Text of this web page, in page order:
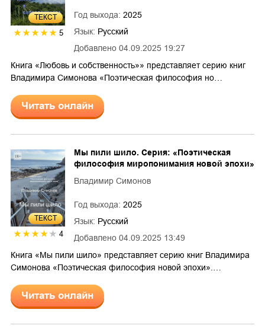
ТЕКСТ
5
Добавлено 04.09.2025 19:27
Год выхода: 2025
Язык: Русский
Книга «Любовь и собственность»» представляет серию книг
Владимира Симонова «Поэтическая философия но…
Читать онлайн
ТЕКСТ
4 Добавлено 04.09.2025 13:49
Мы пили шило. Серия: «Поэтическая
философия миропонимания новой эпохи»
Владимир Симонов
Год выхода: 2025
Язык: Русский
Книга «Мы пили шило» представляет серию книг Владимира
Симонова «Поэтическая философия новой эпохи».…
Читать онлайн